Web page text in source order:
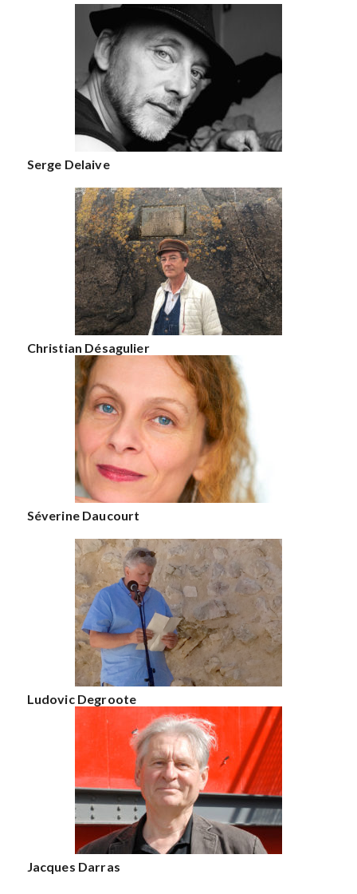
Serge Delaive
Christian Désagulier
Séverine Daucourt
Ludovic Degroote
Jacques Darras